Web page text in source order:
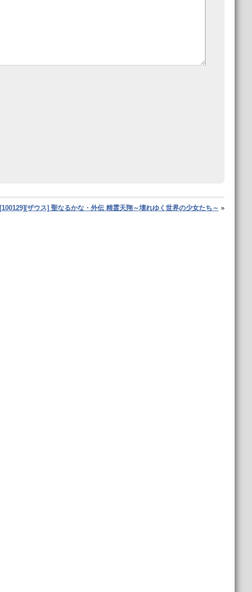
[100129][ザウス] 聖なるかな・外伝 精霊天翔～壊れゆく世界の少女たち～ »